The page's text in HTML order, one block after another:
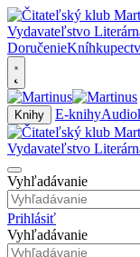
Doručenie
Knihy E-knihy
Vyhľadávanie
Prihlásiť
Vyhľadávanie